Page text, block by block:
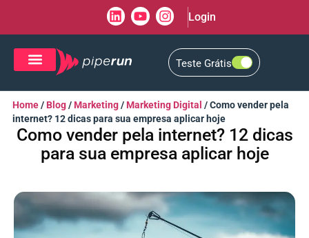
Login
Teste Grátis
Home/ Blog/ Marketing/ Marketing Digital /Como vender pela
internet? 12 dicas para sua empresa aplicar hoje
Como vender pela internet? 12 dicas
para sua empresa aplicar hoje